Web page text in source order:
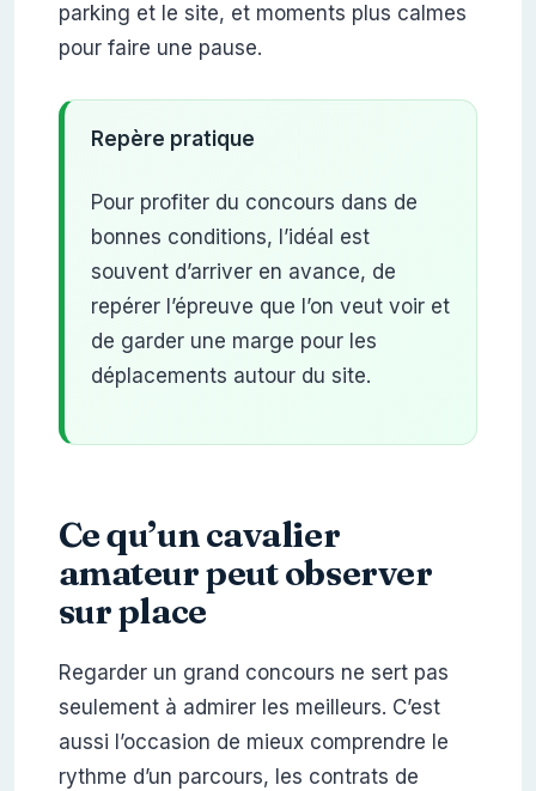
parking et le site, et moments plus calmes
pour faire une pause.
Repère pratique
Pour profiter du concours dans de
bonnes conditions, l’idéal est
souvent d’arriver en avance, de
repérer l’épreuve que l’on veut voir et
de garder une marge pour les
déplacements autour du site.
Ce qu’un cavalier
amateur peut observer
sur place
Regarder un grand concours ne sert pas
seulement à admirer les meilleurs. C’est
aussi l’occasion de mieux comprendre le
rythme d’un parcours, les contrats de